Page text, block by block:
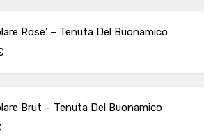
Rose’ – Tenuta Del Buonamico
Brut – Tenuta Del Buonamico